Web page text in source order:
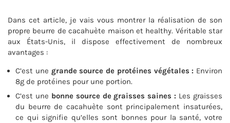
Dans cet article, je vais vous montrer la réalisation de son
propre beurre de cacahuète maison et healthy. Véritable star
aux États-Unis, il dispose effectivement de nombreux
avantages :
C’est une grande source de protéines végétales : Environ
8g de protéines pour une portion.
C’est une bonne source de graisses saines : Les graisses
du beurre de cacahuète sont principalement insaturées,
ce qui signifie qu’elles sont bonnes pour la santé, votre